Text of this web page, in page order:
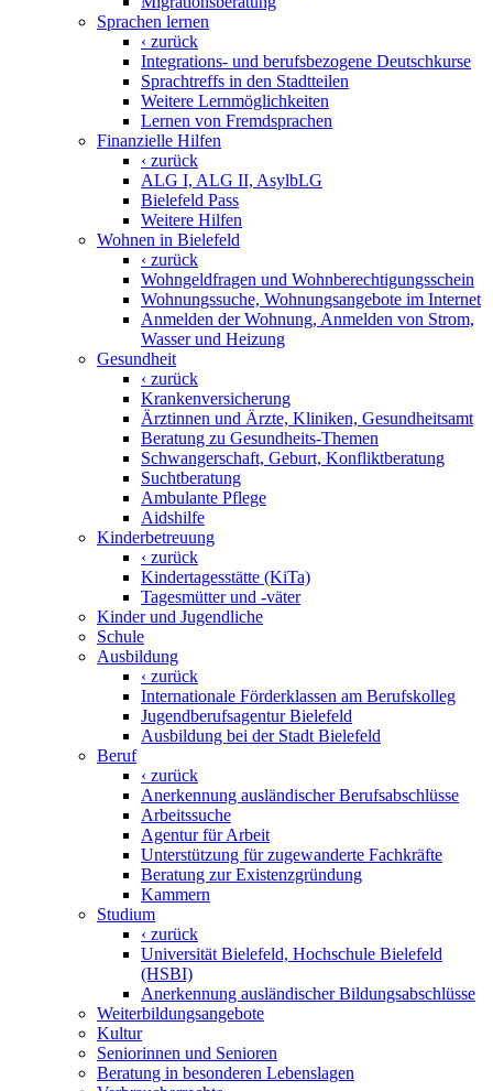
Sprachen lernen
‹ zurück
Integrations- und berufsbezogene Deutschkurse
Sprachtreffs in den Stadtteilen
Weitere Lernmöglichkeiten
Lernen von Fremdsprachen
Finanzielle Hilfen
‹ zurück
ALG I, ALG II, AsylbLG
Bielefeld Pass
Weitere Hilfen
Wohnen in Bielefeld
‹ zurück
Wohngeldfragen und Wohnberechtigungsschein
Wohnungssuche, Wohnungsangebote im Internet
Anmelden der Wohnung, Anmelden von Strom,
Wasser und Heizung
Gesundheit
‹ zurück
Krankenversicherung
Ärztinnen und Ärzte, Kliniken, Gesundheitsamt
Beratung zu Gesundheits-Themen
Schwangerschaft, Geburt, Konfliktberatung
Suchtberatung
Ambulante Pflege
Aidshilfe
Kinderbetreuung
‹ zurück
Kindertagesstätte (KiTa)
Tagesmütter und -väter
Kinder und Jugendliche
Schule
Ausbildung
‹ zurück
Internationale Förderklassen am Berufskolleg
Jugendberufsagentur Bielefeld
Ausbildung bei der Stadt Bielefeld
Beruf
‹ zurück
Anerkennung ausländischer Berufsabschlüsse
Arbeitssuche
Agentur für Arbeit
Unterstützung für zugewanderte Fachkräfte
Beratung zur Existenzgründung
Kammern
Studium
‹ zurück
Universität Bielefeld, Hochschule Bielefeld
(HSBI)
Anerkennung ausländischer Bildungsabschlüsse
Weiterbildungsangebote
Kultur
Seniorinnen und Senioren
Beratung in besonderen Lebenslagen